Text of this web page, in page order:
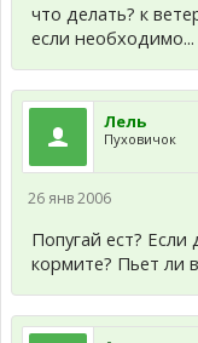
что делать? к
если необходимо...
Лель
Пуховичок
26 янв 2006
Попугай ест?
кормите? Пьет ли